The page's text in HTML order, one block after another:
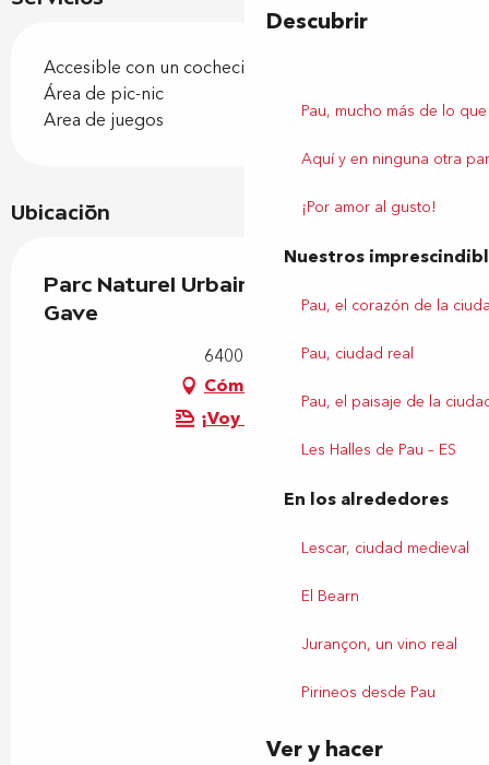
Descubrir
Pau, mucho más de lo
Aquí y en ninguna otra
¡Por amor al gusto!
Nuestros
Pau, el corazón de la
Pau, ciudad real
Pau, el paisaje de la
Les Halles de Pau – ES
En los alrededores
Lescar, ciudad medieval
El Bearn
Jurançon, un vino real
Pirineos desde Pau
Ver y hacer
Accesible con un cochecito
Área de pic-nic
Area de juegos
Ubicación
Parc Naturel Urbain des Rives du
Gave
64000 Pau
Cómo llegar
¡Voy en tren!